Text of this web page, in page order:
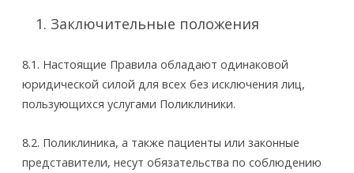
Заключительные положения
8.1. Настоящие Правила обладают одинаковой
юридической силой для всех без исключения лиц,
пользующихся услугами Поликлиники.
8.2. Поликлиника, а также пациенты или законные
представители, несут обязательства по соблюдению